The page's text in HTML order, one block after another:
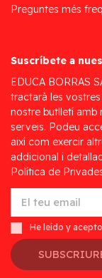
Preguntes més
Suscríbete a
EDUCA BORRAS
tractarà les
nostre butlletí amb
serveis. Podeu
així com exercir
addicional i
Política de
He leído y